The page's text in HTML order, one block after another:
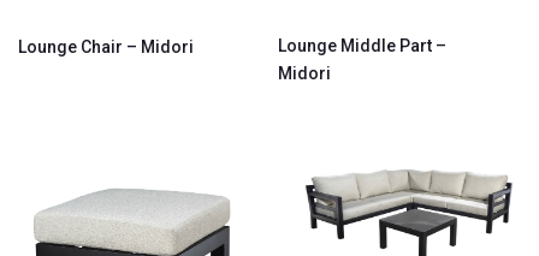
Lounge Chair – Midori
Lounge Middle Part –
Midori